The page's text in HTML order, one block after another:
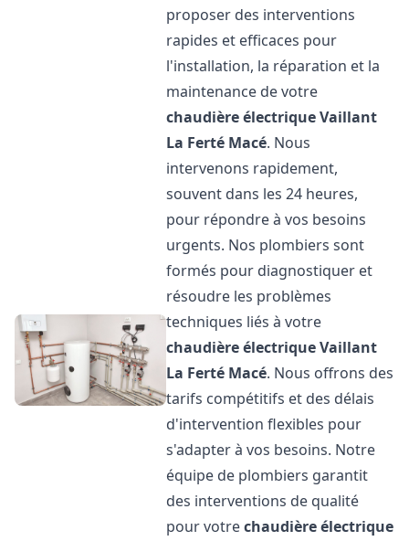
proposer des interventions
rapides et efficaces pour
l'installation, la réparation et la
maintenance de votre
chaudière électrique Vaillant
La Ferté Macé. Nous
intervenons rapidement,
souvent dans les 24 heures,
pour répondre à vos besoins
urgents. Nos plombiers sont
formés pour diagnostiquer et
résoudre les problèmes
techniques liés à votre
chaudière électrique Vaillant
La Ferté Macé. Nous offrons des
tarifs compétitifs et des délais
d'intervention flexibles pour
s'adapter à vos besoins. Notre
équipe de plombiers garantit
des interventions de qualité
pour votrechaudière électrique